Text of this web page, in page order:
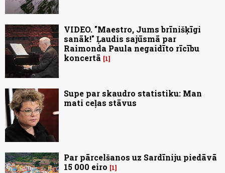
VIDEO. "Maestro, Jums brīnišķīgi
sanāk!" Ļaudis sajūsmā par
Raimonda Paula negaidīto rīcību
koncertā
1
Supe par skaudro statistiku: Man
mati ceļas stāvus
Par pārcelšanos uz Sardīniju piedāvā
15 000 eiro
1